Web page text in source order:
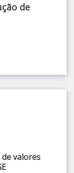
de
valores